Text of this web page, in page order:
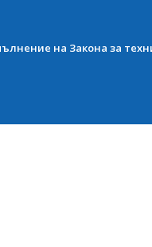
на Закона за